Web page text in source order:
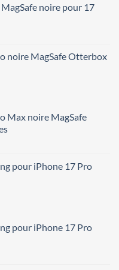
noire pour 17
noire MagSafe Otterbox
Max noire MagSafe
pour iPhone 17 Pro
pour iPhone 17 Pro